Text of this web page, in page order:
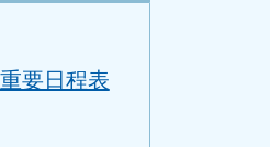
tyc.entry.edu.tw/
要日程表